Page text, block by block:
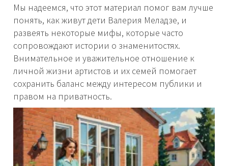
Мы надеемся, что этот материал помог вам лучше
понять, как живут дети Валерия Меладзе, и
развеять некоторые мифы, которые часто
сопровождают истории о знаменитостях.
Внимательное и уважительное отношение к
личной жизни артистов и их семей помогает
сохранить баланс между интересом публики и
правом на приватность.